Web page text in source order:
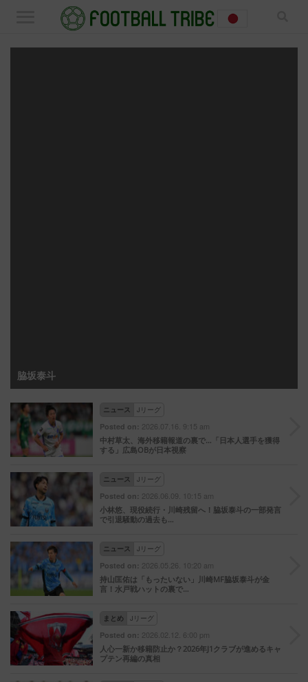
脇坂泰斗
ニュース Jリーグ
Posted on: 2026.07.16. 9:15 am
中村草太、海外移籍報道の裏で…「日本人選手を獲得
する」広島OBが日本視察
ニュース Jリーグ
Posted on: 2026.06.09. 10:15 am
小林悠、現役続行・川崎残留へ！脇坂泰斗の一部発言
で引退騒動の過去も…
ニュース Jリーグ
Posted on: 2026.05.26. 10:20 am
持山匡佑は「もったいない」川崎MF脇坂泰斗が金
言！水戸戦ハットの裏で…
まとめ Jリーグ
Posted on: 2026.02.12. 6:00 pm
人心一新か移籍防止か？2026年J1クラブが進めるキャ
プテン再編の真相